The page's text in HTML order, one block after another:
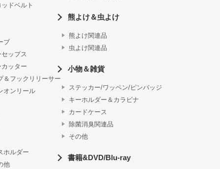
ドベルト
ブ
ップス
ッター
＆フックリリーサー
オンリール
ホルダー
他
熊よけ＆虫よけ
熊よけ関連品
虫よけ関連品
小物＆雑貨
ステッカー/ワッペン/ピンバッジ
キーホルダー＆カラビナ
カードケース
除菌消臭関連品
その他
書籍&DVD/Blu-ray